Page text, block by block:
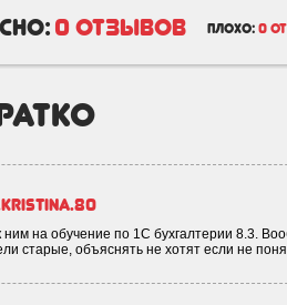
0 отзывов плохо: 0
ним на обучение по 1С бухгалтерии 8.3.
старые, объяснять не хотят если не